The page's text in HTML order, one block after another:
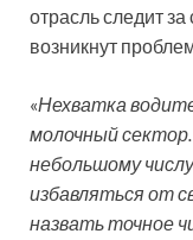
отрасль следит
возникнут
«Нехватка
молочный
небольшому
избавляться от
назвать точное